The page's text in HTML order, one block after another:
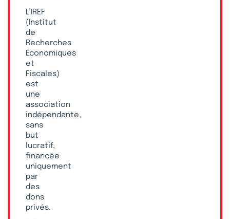
L’IREF
(Institut
de
Recherches
Économiques
et
Fiscales)
est
une
association
indépendante,
sans
but
lucratif,
financée
uniquement
par
des
dons
privés.